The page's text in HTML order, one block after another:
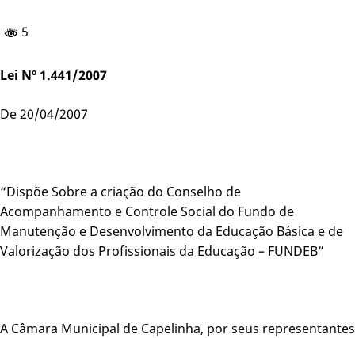
5
Lei Nº 1.441/2007
De 20/04/2007
“Dispõe Sobre a criação do Conselho de
Acompanhamento e Controle Social do Fundo de
Manutenção e Desenvolvimento da Educação Básica e de
Valorização dos Profissionais da Educação – FUNDEB”
A Câmara Municipal de Capelinha, por seus representantes